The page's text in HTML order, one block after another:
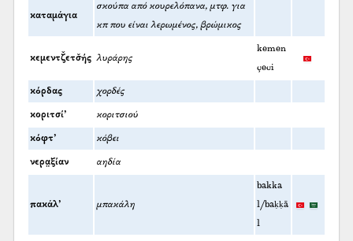
καταμάγια
σκούπα από κουρελόπανα, μτφ. για
κπ που είναι λερωμένος, βρώμικος
κεμεντζ̌ετσ̌ής λυράρης
kemen
çeci
κόρδας χορδές
κοριτσί’ κοριτσιού
κόφτ’ κόβει
νερα̤ξίαν αηδία
πακάλ’ μπακάλη
bakka
l/baḳḳā
l